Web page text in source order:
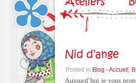
Nid d’ange
Posted in Blog - Accueil ,
Aujourd’hui je vous